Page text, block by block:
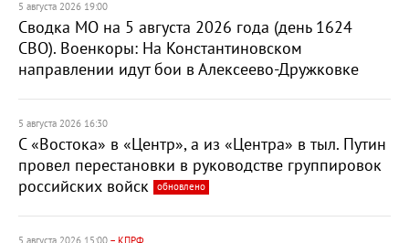
5 августа 2026 19:00
Сводка МО на 5 августа 2026 года (день 1624
СВО). Военкоры: На Константиновском
направлении идут бои в Алексеево-Дружковке
5 августа 2026 16:30
С «Востока» в «Центр», а из «Центра» в тыл. Путин
провел перестановки в руководстве группировок
российских войск
обновлено